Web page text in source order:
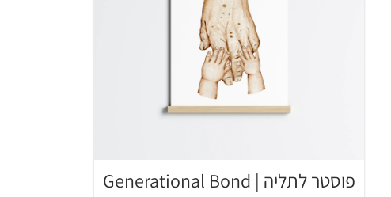
פוסטר לתליה | Generational Bond